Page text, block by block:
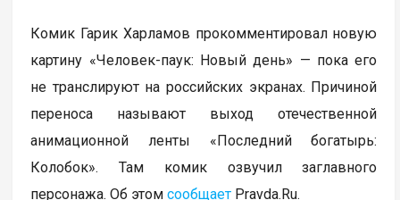
Комик Гарик Харламов прокомментировал новую
картину «Человек-паук: Новый день» — пока его
не транслируют на российских экранах. Причиной
переноса называют выход отечественной
анимационной ленты «Последний богатырь:
Колобок». Там комик озвучил заглавного
персонажа. Об этомсообщает Pravda.Ru.